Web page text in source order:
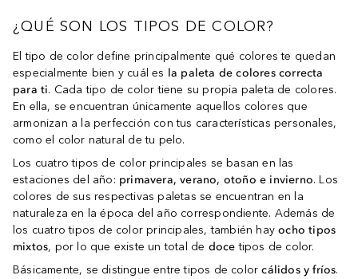
¿QUÉ SON LOS TIPOS DE COLOR?
El tipo de color define principalmente qué colores te quedan
especialmente bien y cuál es la paleta de colores correcta
para ti. Cada tipo de color tiene su propia paleta de colores.
En ella, se encuentran únicamente aquellos colores que
armonizan a la perfección con tus características personales,
como el color natural de tu pelo.
Los cuatro tipos de color principales se basan en las
estaciones del año: primavera, verano, otoño e invierno. Los
colores de sus respectivas paletas se encuentran en la
naturaleza en la época del año correspondiente. Además de
los cuatro tipos de color principales, también hayocho tipos
mixtos, por lo que existe un total de docetipos de color.
Básicamente, se distingue entre tipos de colorcálidos y fríos.